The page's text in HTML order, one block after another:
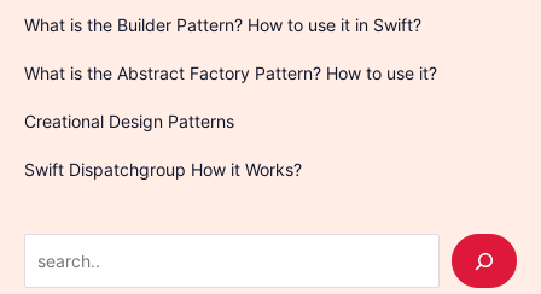
What is the Builder Pattern? How to use it in Swift?
What is the Abstract Factory Pattern? How to use it?
Creational Design Patterns
Swift Dispatchgroup How it Works?
e